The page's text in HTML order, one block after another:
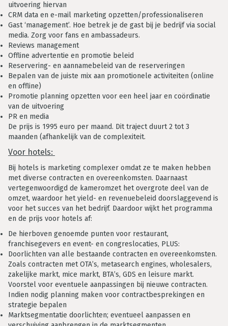
uitvoering hiervan
CRM data en e-mail marketing opzetten/professionaliseren
Gast ‘management’. Hoe betrek je de gast bij je bedrijf via social
media. Zorg voor fans en ambassadeurs.
Reviews management
Offline advertentie en promotie beleid
Reservering- en aannamebeleid van de reserveringen
Bepalen van de juiste mix aan promotionele activiteiten (online
en offline)
Promotie planning opzetten voor een heel jaar en coördinatie
van de uitvoering
PR en media
De prijs is 1995 euro per maand. Dit traject duurt 2 tot 3
maanden (afhankelijk van de complexiteit.
Voor hotels:
Bij hotels is marketing complexer omdat ze te maken hebben
met diverse contracten en overeenkomsten. Daarnaast
vertegenwoordigd de kameromzet het overgrote deel van de
omzet, waardoor het yield- en revenuebeleid doorslaggevend is
voor het succes van het bedrijf. Daardoor wijkt het programma
en de prijs voor hotels af:
De hierboven genoemde punten voor restaurant,
franchisegevers en event- en congreslocaties, PLUS:
Doorlichten van alle bestaande contracten en overeenkomsten.
Zoals contracten met OTA’s, metasearch engines, wholesalers,
zakelijke markt, mice markt, BTA’s, GDS en leisure markt.
Voorstel voor eventuele aanpassingen bij nieuwe contracten.
Indien nodig planning maken voor contractbesprekingen en
strategie bepalen
Marktsegmentatie doorlichten; eventueel aanpassen en